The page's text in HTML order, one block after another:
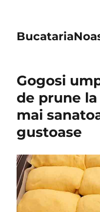
Gogosi
de prune
mai
gustoase